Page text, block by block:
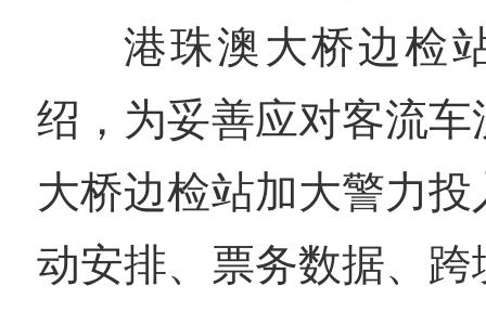
港珠澳大桥边检
绍，为妥善应对客流
大桥边检站加大警力
动安排、票务数据、